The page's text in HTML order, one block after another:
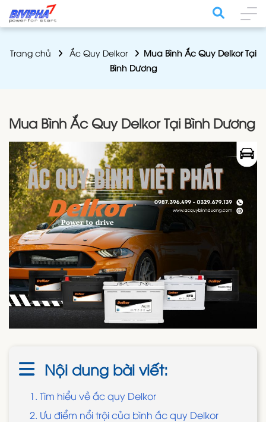
Trang chủ Ắc Quy Delkor
Mua Bình Ắc Quy Delkor Tại
Bình Dương
Mua Bình Ắc Quy Delkor Tại Bình Dương
Nội dung bài viết:
1. Tìm hiểu về ắc quy Delkor
2. Ưu điểm nổi trội của bình ắc quy Delkor